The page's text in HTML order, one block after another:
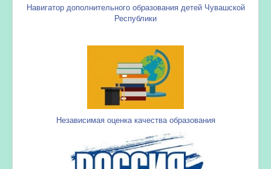
Навигатор дополнительного образования детей Чувашской
Республики
Независимая оценка качества образования